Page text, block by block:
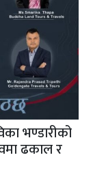
भण्डारीको
ढकाल र